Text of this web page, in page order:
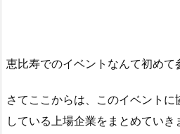
恵比寿でのイベントなんて初めて
さてここからは、このイベント
している上場企業をまとめてい